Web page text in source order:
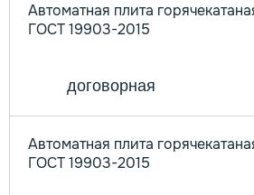
Автоматная плита
ГОСТ 19903-2015
договорная
Автоматная плита
ГОСТ 19903-2015